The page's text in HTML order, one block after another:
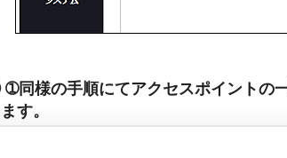
同様の手順にてアクセスポイントの
す。